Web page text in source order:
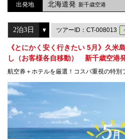
出発地 北海道発 新千歳空港
ツアーID：CT-008013
《とにかく安く行きたい 5月》久米
し（お客様各自移動） 新千歳空港
航空券＋ホテルを厳選！コスパ重視の特別